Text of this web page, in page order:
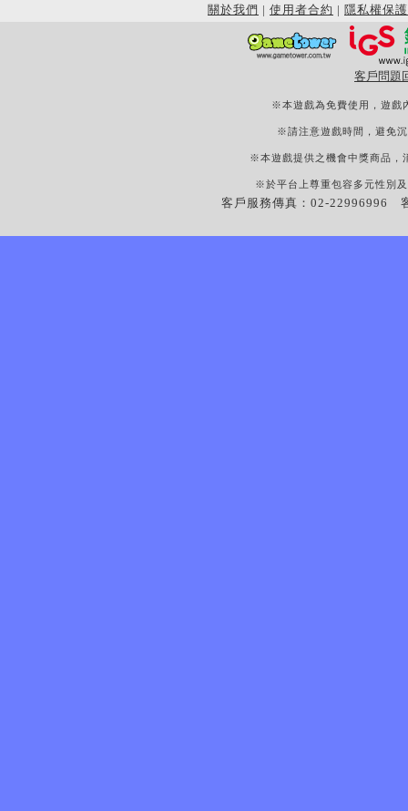
關於我們 | 使用者合約 | 隱私權保護
客戶問題
※本遊戲為免費使用，遊戲
※請注意遊戲時間，避免
※本遊戲提供之機會中獎商品，
※於平台上尊重包容多元性別
客戶服務傳真：02-22996996